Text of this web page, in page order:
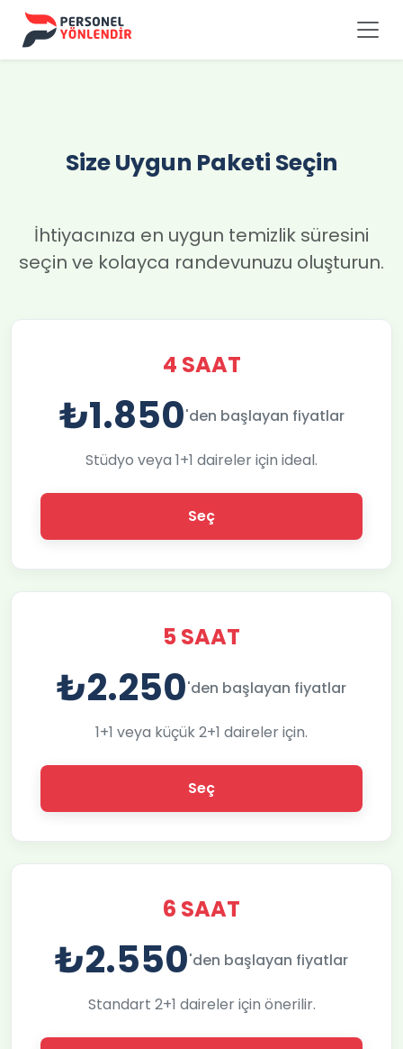
Size Uygun Paketi Seçin
İhtiyacınıza en uygun temizlik süresini
seçin ve kolayca randevunuzu oluşturun.
4 SAAT
₺1.850'den başlayan fiyatlar
Stüdyo veya 1+1 daireler için ideal.
Seç
5 SAAT
₺2.250'den başlayan fiyatlar
1+1 veya küçük 2+1 daireler için.
Seç
6 SAAT
₺2.550'den başlayan fiyatlar
Standart 2+1 daireler için önerilir.